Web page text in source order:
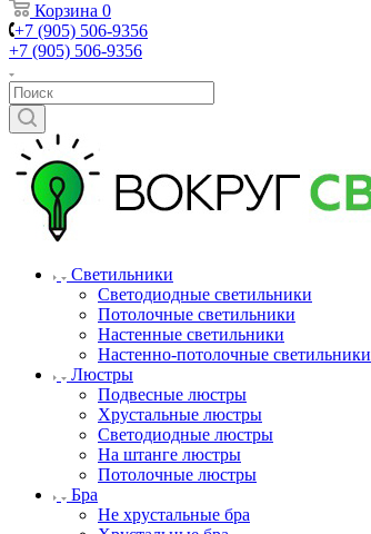
Корзина 0
+7 (905) 506-9356
+7 (905) 506-9356
Светильники
Светодиодные светильники
Потолочные светильники
Настенные светильники
Настенно-потолочные светильники
Люстры
Подвесные люстры
Хрустальные люстры
Светодиодные люстры
На штанге люстры
Потолочные люстры
Бра
Не хрустальные бра